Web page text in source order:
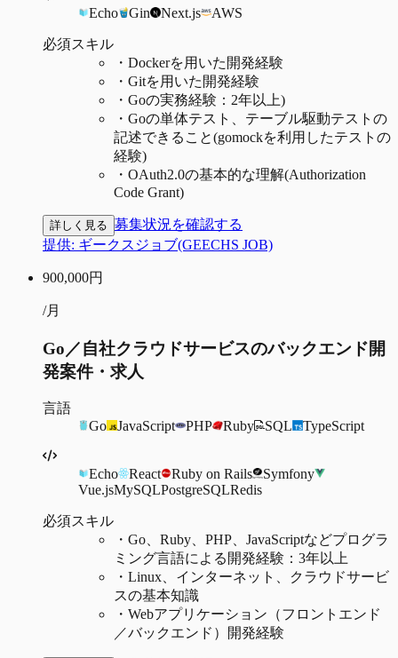
Echo Gin Next.js AWS
必須スキル
・ Dockerを用いた開発経験​
・ Gitを用いた開発経験​
・ Goの実務経験：2年以上)
・ Goの単体テスト、テーブル駆動テストの
記述できること(gomockを利用したテストの
経験)​
・ OAuth2.0の基本的な理解(Authorization
Code Grant)​
詳しく見る 募集状況を確認する
提供: ギークスジョブ(GEECHS JOB)
900,000円
/月
Go／自社クラウドサービスのバックエンド開
発案件・求人
言語
Go
JavaScript PHP Ruby SQL TypeScript
Echo React Ruby on Rails
Symfony
Vue.jsMySQLPostgreSQLRedis
必須スキル
・ Go、Ruby、PHP、JavaScriptなどプログラ
ミング言語による開発経験：3年以上
・ Linux、インターネット、クラウドサービ
スの基本知識
・ Webアプリケーション（フロントエンド
／バックエンド）開発経験